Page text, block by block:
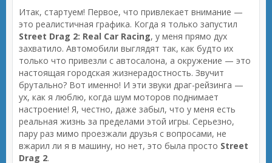
Итак, стартуем! Первое, что привлекает внимание —
это реалистичная графика. Когда я только запустил
Street Drag 2: Real Car Racing, у меня прямо дух
захватило. Автомобили выглядят так, как будто их
только что привезли с автосалона, а окружение — это
настоящая городская жизнерадостность. Звучит
брутально? Вот именно! И эти звуки драг-рейзинга —
ух, как я люблю, когда шум моторов поднимает
настроение! Я, честно, даже забыл, что у меня есть
реальная жизнь за пределами этой игры. Серьезно,
пару раз мимо проезжали друзья с вопросами, не
вжарил ли я в машину, но нет, это была просто Street
Drag 2.